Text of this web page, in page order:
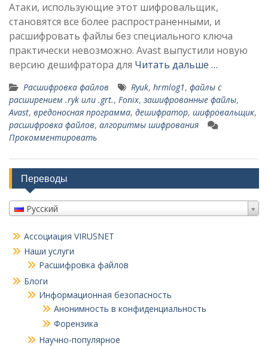
Атаки, использующие этот шифровальщик,
становятся все более распространенными, и
расшифровать файлы без специального ключа
практически невозможно. Avast выпустили новую
версию дешифратора для Читать дальше …
Расшифровка файлов Ryuk, hrmlog1, файлы с
расширением .ryk или .grt., Fonix, зашифрованные файлы,
Avast, вредоносная программа, дешифратор, шифровальщик,
расшифровка файлов, алгоритмы шифрования
Прокомментировать
Переводы
Русский
Ассоциация VIRUSNET
Наши услуги
Расшифровка файлов
Блоги
Информационная безопасность
Анонимность в конфиденциальность
Форензика
Научно-популярное